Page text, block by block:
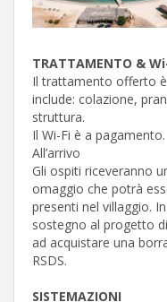
TRATTAMENTO &
Il trattamento offerto
include: colazione,
struttura.
Il Wi-Fi è a pagamento.
All’arrivo
Gli ospiti riceveranno
omaggio che potrà
presenti nel villaggio.
sostegno al progetto
ad acquistare una
RSDS.
SISTEMAZIONI